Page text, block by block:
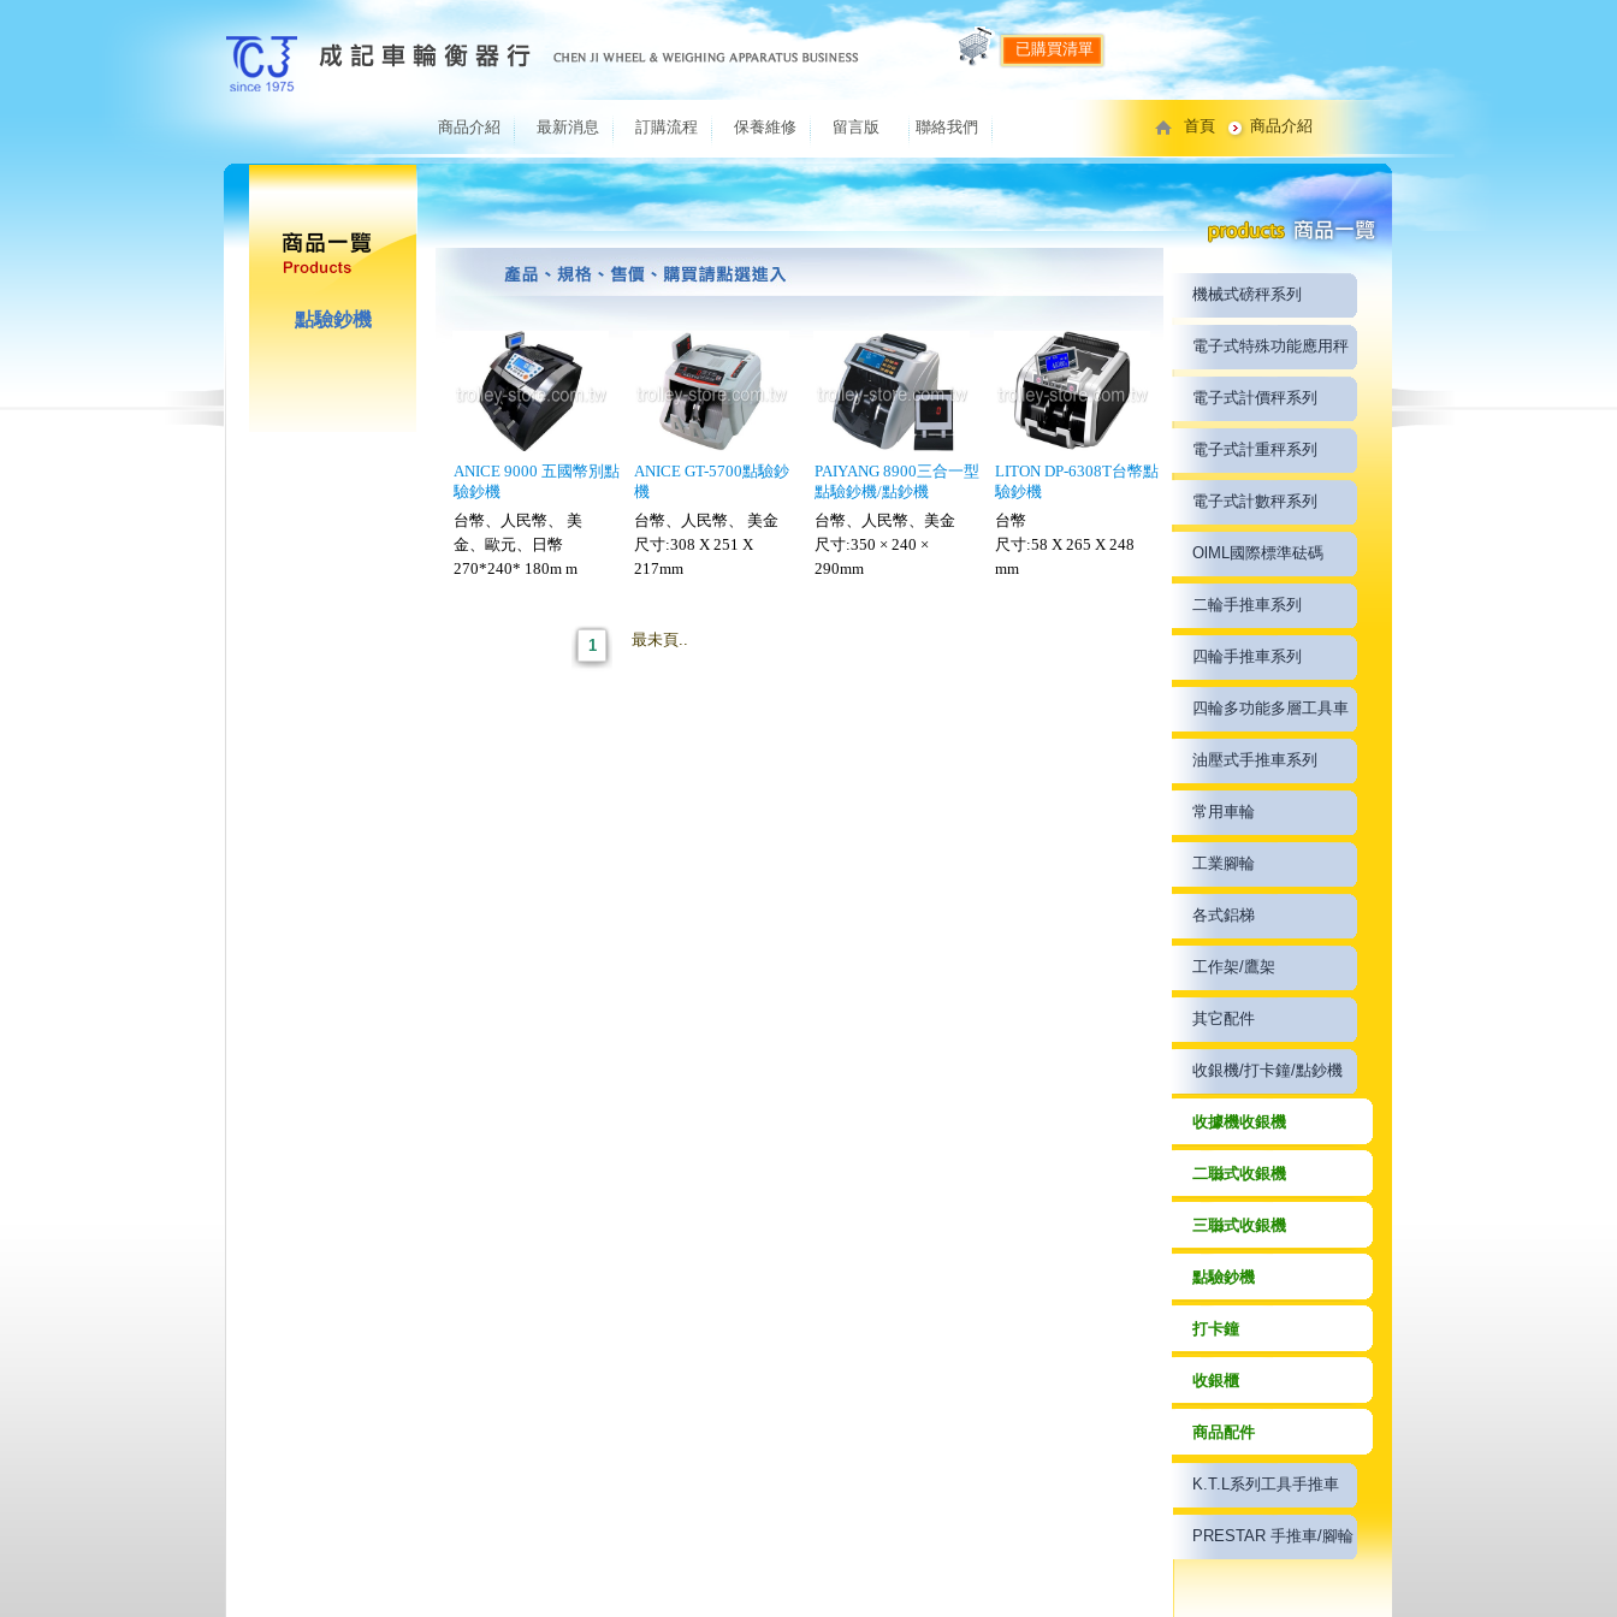
已購買清單
商品介紹 最新消息 訂購流程 保養維修 留言版 聯絡我們 首頁 商品介紹
機械式磅秤系列
電子式特殊功能應用秤
電子式計價秤系列
電子式計重秤系列
電子式計數秤系列
OlML國際標準砝碼
二輪手推車系列
四輪手推車系列
四輪多功能多層工具車
油壓式手推車系列
常用車輪
工業腳輪
各式鋁梯
工作架/鷹架
其它配件
收銀機/打卡鐘/點鈔機
收據機收銀機
二䏈式收銀機
三䏈式收銀機
點驗鈔機
打卡鐘
收銀櫃
商品配件
K.T.L系列工具手推車
PRESTAR 手推車/腳輪
點驗鈔機
ANICE 9000 五國幣別點
驗鈔機
台幣、人民幣、 美
金、歐元、日幣
270*240* 180m m
ANICE GT-5700點驗鈔
機
台幣、人民幣、 美金
尺寸:308 X 251 X
217mm
PAIYANG 8900三合一型
點驗鈔機/點鈔機
台幣、人民幣、美金
尺寸:350 × 240 ×
290mm
LITON DP-6308T台幣點
驗鈔機
台幣
尺寸:58 X 265 X 248
mm
1 最未頁..